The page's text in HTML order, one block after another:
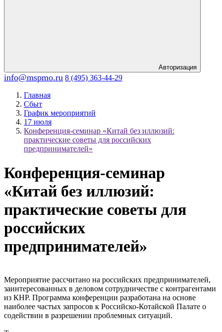
Авторизация
info@mspmo.ru 8 (495) 363-44-29
Главная
Сбыт
График мероприятий
17 июля
Конференция-семинар «Китай без иллюзий:
практические советы для российских
предпринимателей»
Конференция-семинар
«Китай без иллюзий:
практические советы для
российских
предпринимателей»
Мероприятие рассчитано на российских предпринимателей,
заинтересованных в деловом сотрудничестве с контрагентами
из КНР. Программа конференции разработана на основе
наиболее частых запросов к Российско-Котайской Палате о
содействии в разрешении проблемных ситуаций.